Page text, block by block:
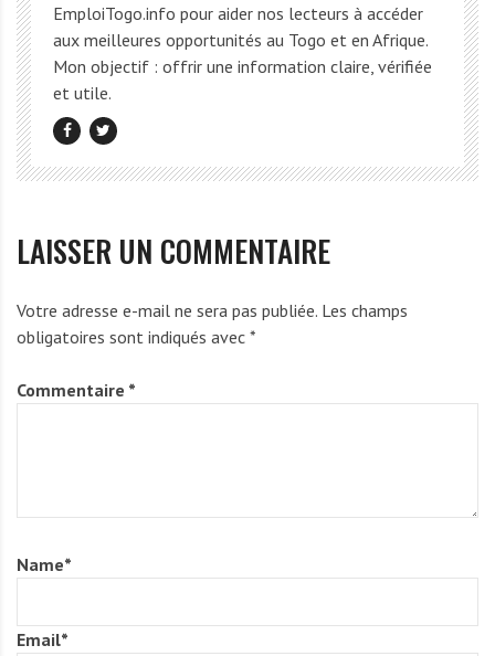
EmploiTogo.info pour aider nos lecteurs à accéder
aux meilleures opportunités au Togo et en Afrique.
Mon objectif : offrir une information claire, vérifiée
et utile.
LAISSER UN COMMENTAIRE
Votre adresse e-mail ne sera pas publiée. Les champs
obligatoires sont indiqués avec *
Commentaire *
Name*
Email*